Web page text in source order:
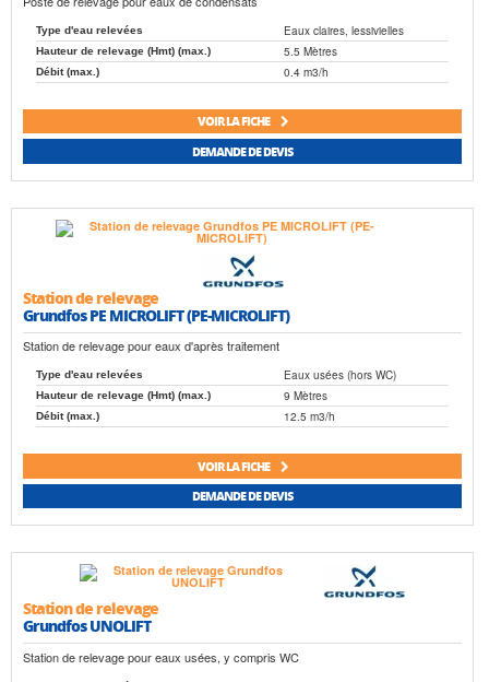
Type d'eau relevées Eaux claires, lessivielles
Hauteur de relevage (Hmt) (max.) 5.5 Mètres
Débit (max.) 0.4 m3/h
VOIR LA FICHE
DEMANDE DE DEVIS
Station de relevage
Grundfos PE MICROLIFT (PE-MICROLIFT)
Station de relevage pour eaux d'après traitement
Type d'eau relevées Eaux usées (hors WC)
Hauteur de relevage (Hmt) (max.) 9 Mètres
Débit (max.) 12.5 m3/h
VOIR LA FICHE
DEMANDE DE DEVIS
Station de relevage
Grundfos UNOLIFT
Station de relevage pour eaux usées, y compris WC